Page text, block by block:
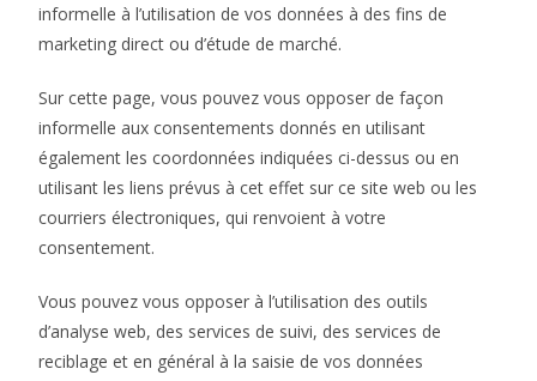
informelle à l’utilisation de vos données à des fins de
marketing direct ou d’étude de marché.
Sur cette page, vous pouvez vous opposer de façon
informelle aux consentements donnés en utilisant
également les coordonnées indiquées ci-dessus ou en
utilisant les liens prévus à cet effet sur ce site web ou les
courriers électroniques, qui renvoient à votre
consentement.
Vous pouvez vous opposer à l’utilisation des outils
d’analyse web, des services de suivi, des services de
reciblage et en général à la saisie de vos données